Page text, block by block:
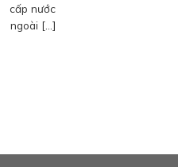
cấp nước
ngoài […]